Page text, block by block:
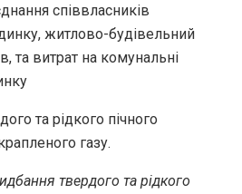
співвласників
житлово-будівельний
та витрат на комунальні
та рідкого пічного
газу.
твердого та рідкого